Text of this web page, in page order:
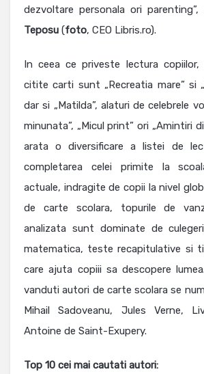
dezvoltare personala ori parenting”,
Teposu (foto, CEO Libris.ro).
In ceea ce priveste lectura
citite carti sunt „Recreatia mare” si
dar si „Matilda”, alaturi de celebrele
minunata”, „Micul print” ori „Amintiri
arata o diversificare a listei de
completarea celei primite la
actuale, indragite de copii la nivel
de carte scolara, topurile de
analizata sunt dominate de
matematica, teste recapitulative si
care ajuta copiii sa descopere
vanduti autori de carte scolara se
Mihail Sadoveanu, Jules Verne,
Antoine de Saint-Exupery.
Top 10 cei mai cautati autori: